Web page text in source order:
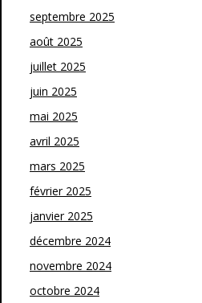
septembre 2025
août 2025
juillet 2025
juin 2025
mai 2025
avril 2025
mars 2025
février 2025
janvier 2025
décembre 2024
novembre 2024
octobre 2024